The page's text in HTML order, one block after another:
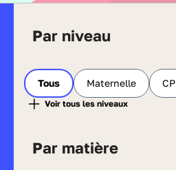
Par niveau
Tous Maternelle CP
Par matière